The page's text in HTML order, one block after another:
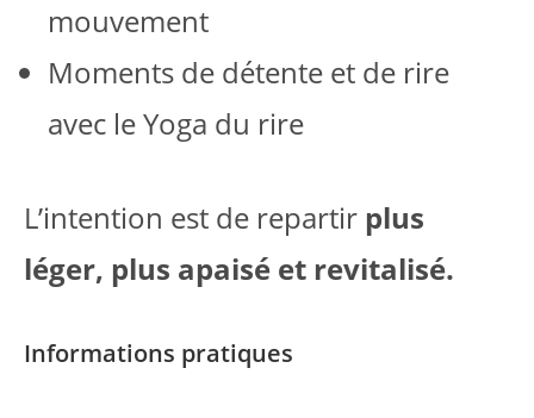
mouvement
Moments de détente et de rire
avec le Yoga du rire
L’intention est de repartir plus
léger, plus apaisé et revitalisé.
Informations pratiques